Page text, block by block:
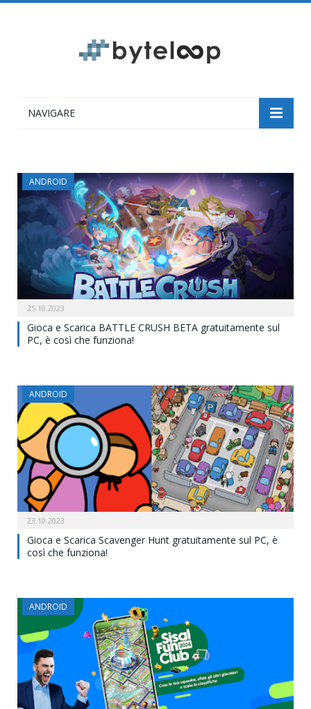
NAVIGARE
ANDROID
25.10.2023
Gioca e Scarica BATTLE CRUSH BETA gratuitamente sul
PC, è così che funziona!
ANDROID
23.10.2023
Gioca e Scarica Scavenger Hunt gratuitamente sul PC, è
così che funziona!
ANDROID